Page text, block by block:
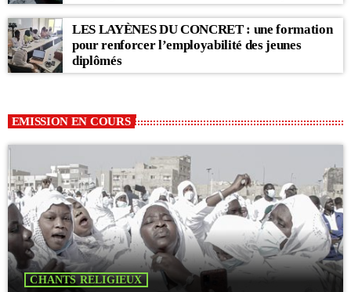
LES LAYÈNES DU CONCRET : une formation
pour renforcer l’employabilité des jeunes
diplômés
EMISSION EN COURS
CHANTS RELIGIEUX